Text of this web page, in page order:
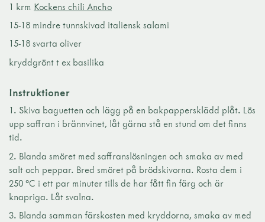
1 krm Kockens chili Ancho
15-18 mindre tunnskivad italiensk salami
15-18 svarta oliver
kryddgrönt t ex basilika
Instruktioner
1. Skiva baguetten och lägg på en bakpappersklädd plåt. Lös
upp saffran i brännvinet, låt gärna stå en stund om det finns
tid.
2. Blanda smöret med saffranslösningen och smaka av med
salt och peppar. Bred smöret på brödskivorna. Rosta dem i
250 °C i ett par minuter tills de har fått fin färg och är
knapriga. Låt svalna.
3. Blanda samman färskosten med kryddorna, smaka av med